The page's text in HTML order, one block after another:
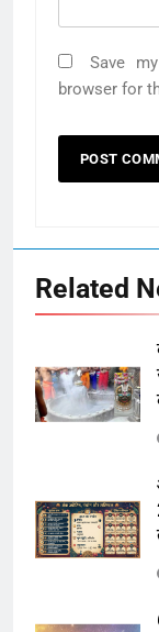
Save
browser for
Related